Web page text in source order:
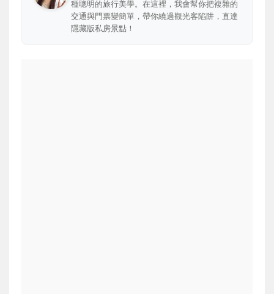
種聰明的旅行美學。在這裡，我會幫你把複雜的
交通與門票變簡單，帶你繞過觀光客陷阱，直達
隱藏版私房景點！